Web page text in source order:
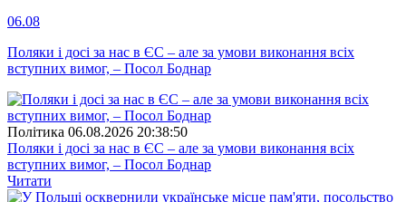
06.08
Поляки і досі за нас в ЄС – але за умови виконання всіх
вступних вимог, – Посол Боднар
Полiтика 06.08.2026 20:38:50
Поляки і досі за нас в ЄС – але за умови виконання всіх
вступних вимог, – Посол Боднар
Читати